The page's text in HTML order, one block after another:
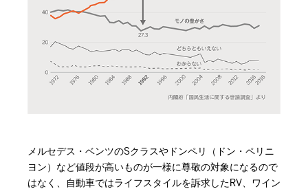
メルセデス・ベンツのSクラスやドンペリ（ドン・ペリニ
ヨン）など値段が高いものが一様に尊敬の対象になるので
はなく、自動車ではライフスタイルを訴求したRV、ワイン